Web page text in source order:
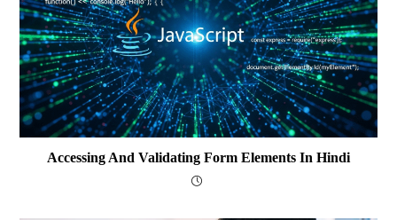
Accessing And Validating Form Elements In Hindi